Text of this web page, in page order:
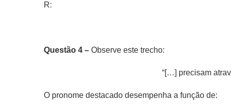
R:
Questão 4 – Observe este trecho:
“[…] precisam
O pronome destacado desempenha a função de: